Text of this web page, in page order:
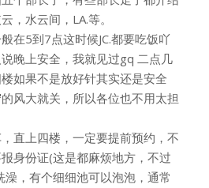
，水云间，LA.等。
在5到7点这时候JC.都要吃饭吖
晚上安全，我就见过gq 二点几
如果不是放好针其实还是安全
风大就关，所以各位也不用太担
直上四楼，一定要提前预约，不
身份证(这是都麻烦地方，不过
，有个细细池可以泡泡，通常